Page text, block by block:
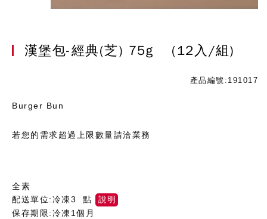
漢堡包-經典(芝) 75g (12入/組)
產品編號:191017
Burger Bun
若您的需求超過上限數量請洽業務
全素
配送單位:冷凍3 點
說明
保存期限:冷凍1個月